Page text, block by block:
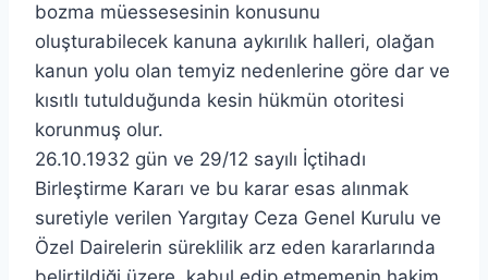
bozma müessesesinin konusunu
oluşturabilecek kanuna aykırılık halleri, olağan
kanun yolu olan temyiz nedenlerine göre dar ve
kısıtlı tutulduğunda kesin hükmün otoritesi
korunmuş olur.
26.10.1932 gün ve 29/12 sayılı İçtihadı
Birleştirme Kararı ve bu karar esas alınmak
suretiyle verilen Yargıtay Ceza Genel Kurulu ve
Özel Dairelerin süreklilik arz eden kararlarında